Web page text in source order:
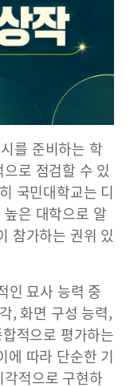
를 준비하는 학
로 점검할 수 있
국민대학교는 디
은 대학으로 알
참가하는 권위 있
인 묘사 능력 중
, 화면 구성 능력,
적으로 평가하는
에 따라 단순한 기
적으로 구현하